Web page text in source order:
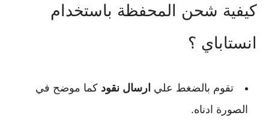
كيفية شحن المحفظة باستخدام
انستاباي ؟
تقوم بالضغط علي ارسال نقود كما موضح في
الصورة ادناه.